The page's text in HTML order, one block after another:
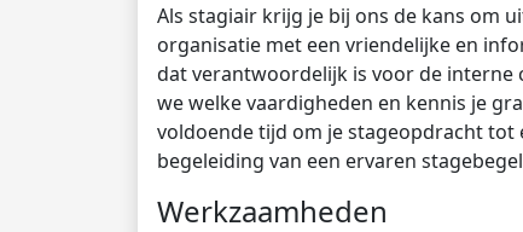
Als stagiair krijg je bij ons de kans om
organisatie met een vriendelijke en
dat verantwoordelijk is voor de interne
we welke vaardigheden en kennis je
voldoende tijd om je stageopdracht tot
begeleiding van een ervaren
Werkzaamheden